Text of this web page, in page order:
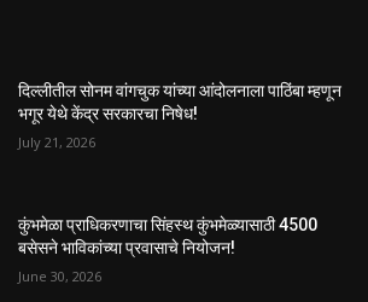
दिल्लीतील सोनम वांगचुक यांच्या आंदोलनाला पाठिंबा म्हणून
भगूर येथे केंद्र सरकारचा निषेध!
July 21, 2026
कुंभमेळा प्राधिकरणाचा सिंहस्थ कुंभमेळ्यासाठी 4500
बसेसने भाविकांच्या प्रवासाचे नियोजन!
June 30, 2026